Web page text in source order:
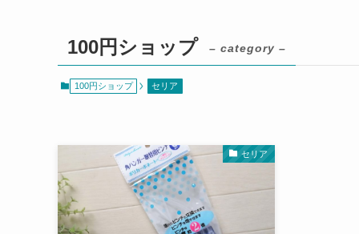
100円ショップ – category –
100円ショップ セリア
セリア